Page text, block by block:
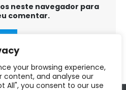
your browsing experience,
content, and analyse our
All", you consent to our use
neste navegador para
comentar.